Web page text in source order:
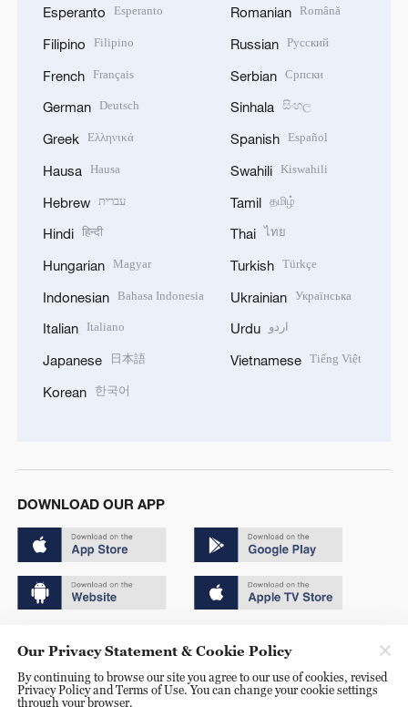
Esperanto Esperanto
Filipino Filipino
French Français
German Deutsch
Greek Ελληνικά
Hausa Hausa
Hebrew עברית
Hindi हिन्दी
Hungarian Magyar
Indonesian Bahasa Indonesia
Italian Italiano
Japanese 日本語
Korean 한국어
Romanian Română
Russian Русский
Serbian Српски
Sinhala සිංහල
Spanish Español
Swahili Kiswahili
Tamil தமிழ்
Thai ไทย
Turkish Türkçe
Ukrainian Українська
Urdu اردو
Vietnamese Tiếng Việt
DOWNLOAD OUR APP
京ICP备20000184号
京公网安备 11010502050052号
Our Privacy Statement & Cookie Policy
By continuing to browse our site you agree to our use of cookies, revised
Privacy Policy and Terms of Use. You can change your cookie settings
through your browser.